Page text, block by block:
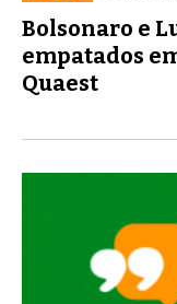
Bolsonaro e
empatados
Quaest